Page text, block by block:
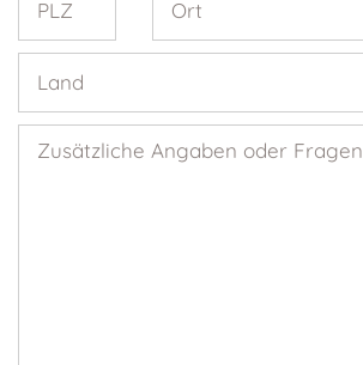
PLZ Ort
Land
Zusätzliche Angaben oder Fragen